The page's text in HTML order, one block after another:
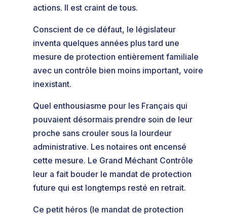
actions. Il est craint de tous.
Conscient de ce défaut, le législateur
inventa quelques années plus tard une
mesure de protection entièrement familiale
avec un contrôle bien moins important, voire
inexistant.
Quel enthousiasme pour les Français qui
pouvaient désormais prendre soin de leur
proche sans crouler sous la lourdeur
administrative. Les notaires ont encensé
cette mesure. Le Grand Méchant Contrôle
leur a fait bouder le mandat de protection
future qui est longtemps resté en retrait.
Ce petit héros (le mandat de protection